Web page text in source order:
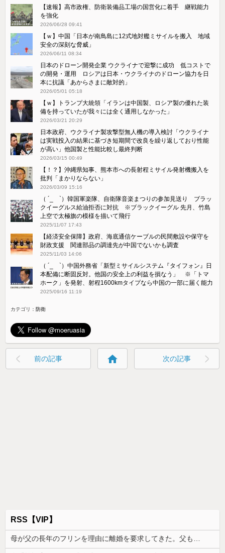
【速報】高市政権、防衛装備品工場の国営化に着手 継戦能力
を強化
2026/06/28 09:41
【ｗ】中国「日本が南鳥島に12式地対艦ミサイルを搬入 地域
安全の深刻な脅威」
2026/06/11 08:34
日本のドローン開発企業 ウクライナで迎撃に成功 低コストで
の開発・運用 ロシアは日本・ウクライナのドローン協力を日
本に抗議「あからさまに敵対的」
2026/05/01 05:18
【ｗ】トランプ大統領「イランは中国製、ロシア製の優れた装
備を持っていたが我々には全く通用しなかった」
2026/03/21 20:29
日本政府、ウクライナ製攻撃型無人機の導入検討「ウクライナ
は実戦投入の結果に基づき短期間で改良を繰り返しており性能
が高い」他国製と性能比較し最終判断
2026/03/15 00:49
【！？】沖縄県知事、熊本市への長射程ミサイル発射機搬入を
批判「まかりならない」
2026/03/09 15:16
（ ´_ゝ`）韓国軍楽隊、自衛隊音楽まつりの参加見送り ブラッ
クイーグルス給油拒否に対抗 ※ブラックイーグル 先月、竹島
上空で太極旗の模様を描いて飛行
2025/11/07 17:43
【経済安全保障】政府、海底通信ケーブルの民間敷設や保守を
財政支援 関連部品の調達先が中国でないかも調査
2025/11/03 14:06
（ ´_ゝ`）中国外務省「新型ミサイルシステム『タイフォン』日
本配備に断固反対。他国の安全上の利益を損なう」 ※「トマ
ホーク」を発射、射程1600kmタイプなら中国の一部に届く能力
2025/09/16 11:19
カテゴリ：防衛
前の記事 home 次の記事
RSS【VIP】